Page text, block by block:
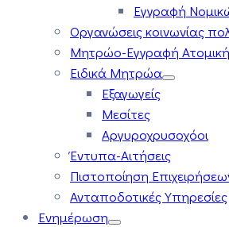
Εγγραφή
Οργανώσεις κοινωνίας
Μητρώο-Εγγραφή
Ειδικά Μητρώα
Εξαγωγείς
Μεσίτες
Αργυροχρυσοχόοι
Έντυπα-Αιτήσεις
Πιστοποίηση
Ανταποδοτικές Υπηρεσίες
Ενημέρωση